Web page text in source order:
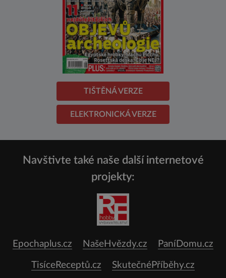
TIŠTĚNÁ VERZE
ELEKTRONICKÁ VERZE
Navštivte také naše další internetové
projekty:
Epochaplus.cz NašeHvězdy.cz PaníDomu.cz
TisíceReceptů.cz SkutečnéPříběhy.cz